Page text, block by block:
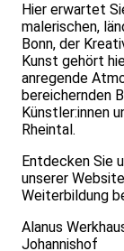
Hier erwartet
malerischen,
Bonn, der
Kunst gehört
anregende
bereichernden
Künstler:innen
Rheintal.
Entdecken Sie
unserer
Weiterbildung
Alanus
Johannishof